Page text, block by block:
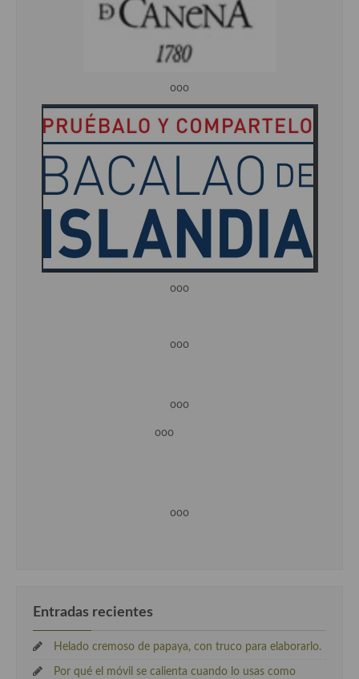
ooo
ooo
ooo
ooo
ooo
ooo
Entradas recientes
Helado cremoso de papaya, con truco para elaborarlo.
Por qué el móvil se calienta cuando lo usas como